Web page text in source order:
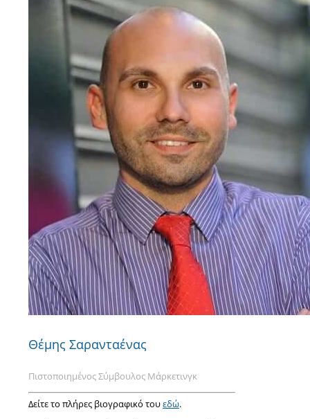
Θέμης Σαρανταένας
Πιστοποιημένος Σύμβουλος Μάρκετινγκ
Δείτε το πλήρες βιογραφικό τουεδώ.